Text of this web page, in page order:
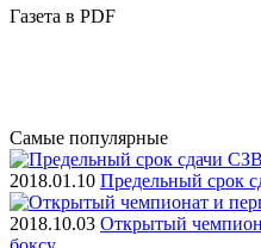
Газета в PDF
Самые популярные
2018.01.10 Предельный срок
2018.10.03 Открытый